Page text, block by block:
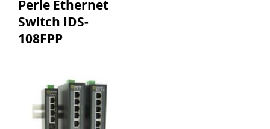
Perle Ethernet
Switch IDS-
108FPP